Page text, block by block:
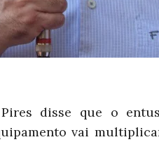
disse que o
vai